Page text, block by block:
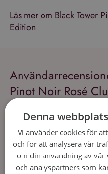
Läs mer om Black Tower
Edition
Pinot Noir Rosé
Recension Skriv en
Astrid 1 år ago
Denna
Vi använder cookies för
och för att analysera vår
om din användning av
och analyspartners som